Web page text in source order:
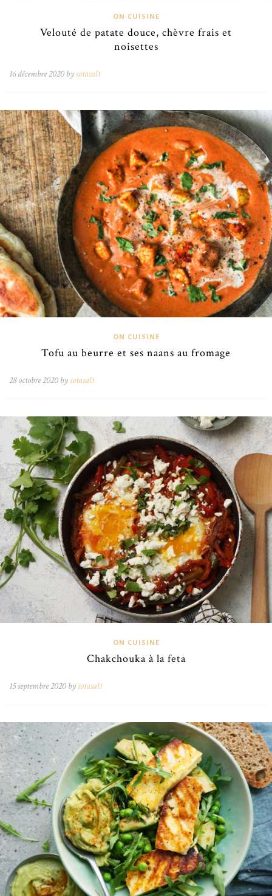
ON CUISINE
Velouté de patate douce, chèvre frais et
noisettes
16 décembre 2020 bysotasalt
ON CUISINE
Tofu au beurre et ses naans au fromage
28 octobre 2020 bysotasalt
ON CUISINE
Chakchouka à la feta
15 septembre 2020 bysotasalt